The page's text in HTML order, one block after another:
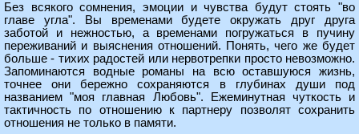
Без всякого сомнения, эмоции и чувства будут стоять "во
главе угла". Вы временами будете окружать друг друга
заботой и нежностью, а временами погружаться в пучину
переживаний и выяснения отношений. Понять, чего же будет
больше - тихих радостей или нервотрепки просто невозможно.
Запоминаются водные романы на всю оставшуюся жизнь,
точнее они бережно сохраняются в глубинах души под
названием "моя главная Любовь". Ежеминутная чуткость и
тактичность по отношению к партнеру позволят сохранить
отношения не только в памяти.